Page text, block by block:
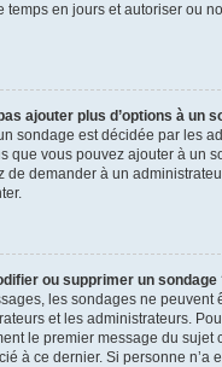
temps en jours et autoriser ou
ajouter plus d’options à un
sondage est décidée par les
que vous pouvez ajouter à un
de demander à un
ou supprimer un sondage
les sondages ne peuvent
et les administrateurs.
le premier message du sujet
à ce dernier. Si personne n’a